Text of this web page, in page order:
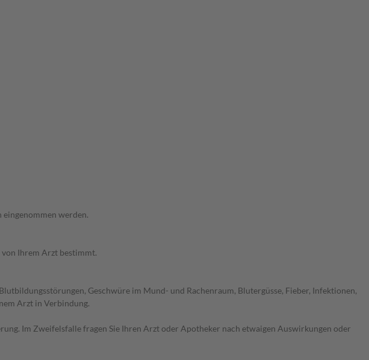
eingenommen werden.
Ihrem Arzt bestimmt.
Geschwüre im Mund- und Rachenraum, Blutergüsse, Fieber, Infektionen,
Arzt in Verbindung.
Im Zweifelsfalle fragen Sie Ihren Arzt oder Apotheker nach etwaigen Auswirkungen oder